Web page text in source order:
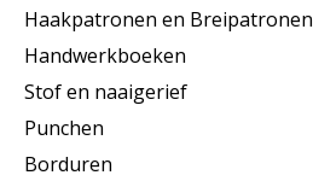
Haakpatronen en Breipatronen
Handwerkboeken
Stof en naaigerief
Punchen
Borduren